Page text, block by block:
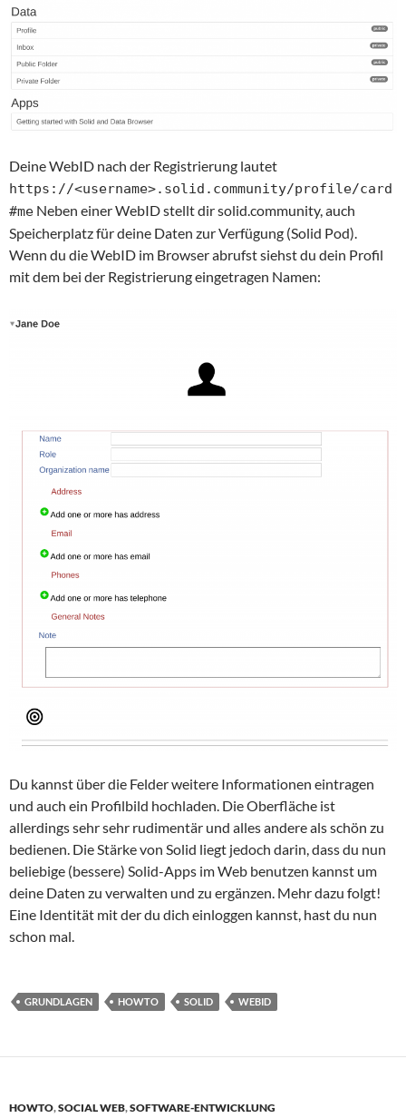
Deine WebID nach der Registrierung lautet
https://<username>.solid.community/profile/card
#me Neben einer WebID stellt dir solid.community, auch
Speicherplatz für deine Daten zur Verfügung (Solid Pod).
Wenn du die WebID im Browser abrufst siehst du dein Profil
mit dem bei der Registrierung eingetragen Namen:
Du kannst über die Felder weitere Informationen eintragen
und auch ein Profilbild hochladen. Die Oberfläche ist
allerdings sehr sehr rudimentär und alles andere als schön zu
bedienen. Die Stärke von Solid liegt jedoch darin, dass du nun
beliebige (bessere) Solid-Apps im Web benutzen kannst um
deine Daten zu verwalten und zu ergänzen. Mehr dazu folgt!
Eine Identität mit der du dich einloggen kannst, hast du nun
schon mal.
GRUNDLAGEN HOWTO SOLID WEBID
HOWTO,SOCIAL WEB,SOFTWARE-ENTWICKLUNG